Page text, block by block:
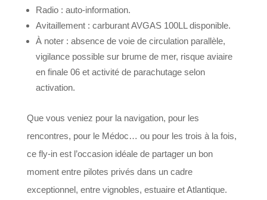
Radio : auto-information.
Avitaillement : carburant AVGAS 100LL disponible.
À noter : absence de voie de circulation parallèle,
vigilance possible sur brume de mer, risque aviaire
en finale 06 et activité de parachutage selon
activation.
Que vous veniez pour la navigation, pour les
rencontres, pour le Médoc… ou pour les trois à la fois,
ce fly-in est l’occasion idéale de partager un bon
moment entre pilotes privés dans un cadre
exceptionnel, entre vignobles, estuaire et Atlantique.